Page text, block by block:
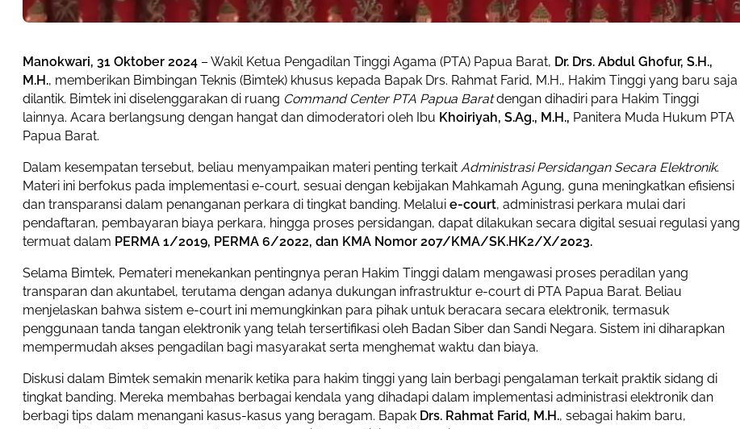
Manokwari, 31 Oktober 2024 – Wakil Ketua Pengadilan Tinggi Agama (PTA) Papua Barat, Dr. Drs. Abdul Ghofur, S.H.,
M.H., memberikan Bimbingan Teknis (Bimtek) khusus kepada Bapak Drs. Rahmat Farid, M.H., Hakim Tinggi yang baru saja
dilantik. Bimtek ini diselenggarakan di ruang Command Center PTA Papua Baratdengan dihadiri para Hakim Tinggi
lainnya. Acara berlangsung dengan hangat dan dimoderatori oleh Ibu Khoiriyah, S.Ag., M.H., Panitera Muda Hukum PTA
Papua Barat.
Dalam kesempatan tersebut, beliau menyampaikan materi penting terkait Administrasi Persidangan Secara Elektronik.
Materi ini berfokus pada implementasi e-court, sesuai dengan kebijakan Mahkamah Agung, guna meningkatkan efisiensi
dan transparansi dalam penanganan perkara di tingkat banding. Melalui e-court, administrasi perkara mulai dari
pendaftaran, pembayaran biaya perkara, hingga proses persidangan, dapat dilakukan secara digital sesuai regulasi yang
termuat dalam PERMA 1/2019, PERMA 6/2022, dan KMA Nomor 207/KMA/SK.HK2/X/2023.
Selama Bimtek, Pemateri menekankan pentingnya peran Hakim Tinggi dalam mengawasi proses peradilan yang
transparan dan akuntabel, terutama dengan adanya dukungan infrastruktur e-court di PTA Papua Barat. Beliau
menjelaskan bahwa sistem e-court ini memungkinkan para pihak untuk beracara secara elektronik, termasuk
penggunaan tanda tangan elektronik yang telah tersertifikasi oleh Badan Siber dan Sandi Negara. Sistem ini diharapkan
mempermudah akses pengadilan bagi masyarakat serta menghemat waktu dan biaya.
Diskusi dalam Bimtek semakin menarik ketika para hakim tinggi yang lain berbagi pengalaman terkait praktik sidang di
tingkat banding. Mereka membahas berbagai kendala yang dihadapi dalam implementasi administrasi elektronik dan
berbagi tips dalam menangani kasus-kasus yang beragam. Bapak Drs. Rahmat Farid, M.H., sebagai hakim baru,